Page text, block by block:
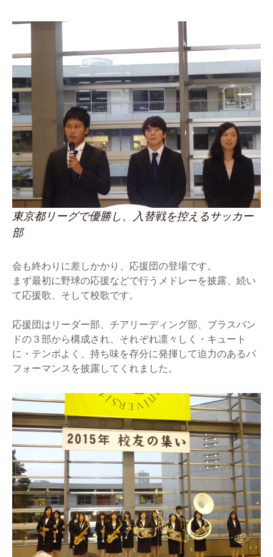
東京都リーグで優勝し、入替戦を控えるサッカー
部
会も終わりに差しかかり、応援団の登場です。
まず最初に野球の応援などで行うメドレーを披露、続い
て応援歌、そして校歌です。
応援団はリーダー部、チアリーディング部、ブラスバン
ドの３部から構成され、それぞれ凛々しく・キュート
に・テンポよく、持ち味を存分に発揮して迫力のあるパ
フォーマンスを披露してくれました。